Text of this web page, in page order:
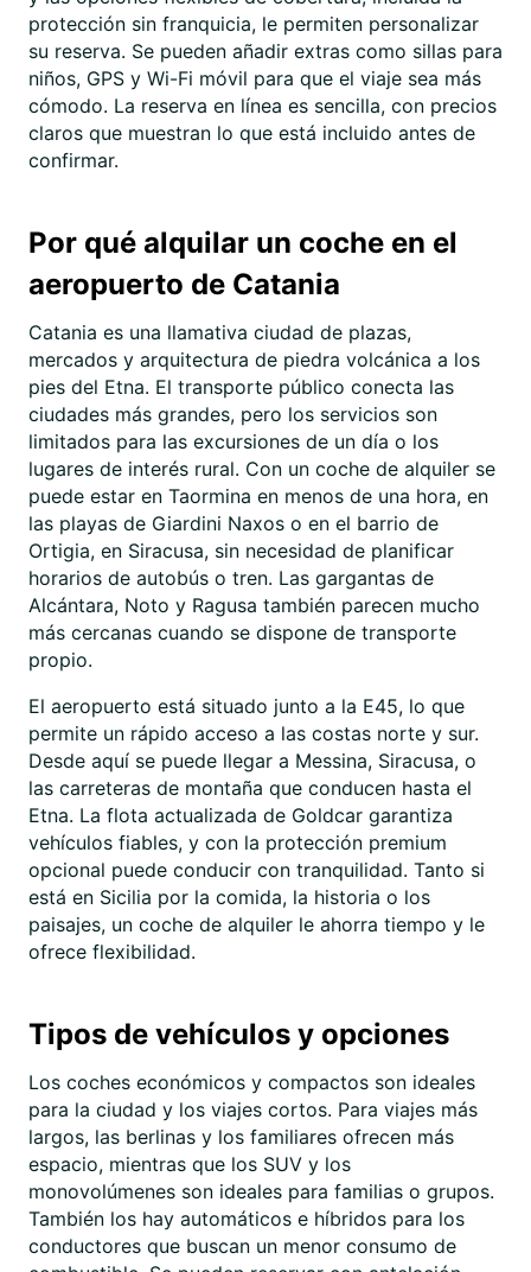
protección sin franquicia, le permiten personalizar
su reserva. Se pueden añadir extras como sillas para
niños, GPS y Wi-Fi móvil para que el viaje sea más
cómodo. La reserva en línea es sencilla, con precios
claros que muestran lo que está incluido antes de
confirmar.
Por qué alquilar un coche en el
aeropuerto de Catania
Catania es una llamativa ciudad de plazas,
mercados y arquitectura de piedra volcánica a los
pies del Etna. El transporte público conecta las
ciudades más grandes, pero los servicios son
limitados para las excursiones de un día o los
lugares de interés rural. Con un coche de alquiler se
puede estar en Taormina en menos de una hora, en
las playas de Giardini Naxos o en el barrio de
Ortigia, en Siracusa, sin necesidad de planificar
horarios de autobús o tren. Las gargantas de
Alcántara, Noto y Ragusa también parecen mucho
más cercanas cuando se dispone de transporte
propio.
El aeropuerto está situado junto a la E45, lo que
permite un rápido acceso a las costas norte y sur.
Desde aquí se puede llegar a Messina, Siracusa, o
las carreteras de montaña que conducen hasta el
Etna. La flota actualizada de Goldcar garantiza
vehículos fiables, y con la protección premium
opcional puede conducir con tranquilidad. Tanto si
está en Sicilia por la comida, la historia o los
paisajes, un coche de alquiler le ahorra tiempo y le
ofrece flexibilidad.
Tipos de vehículos y opciones
Los coches económicos y compactos son ideales
para la ciudad y los viajes cortos. Para viajes más
largos, las berlinas y los familiares ofrecen más
espacio, mientras que los SUV y los
monovolúmenes son ideales para familias o grupos.
También los hay automáticos e híbridos para los
conductores que buscan un menor consumo de